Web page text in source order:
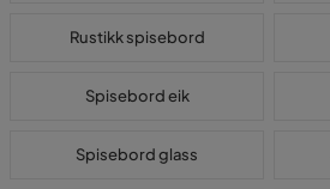
Rustikk spisebord
Spisebord eik
Spisebord glass